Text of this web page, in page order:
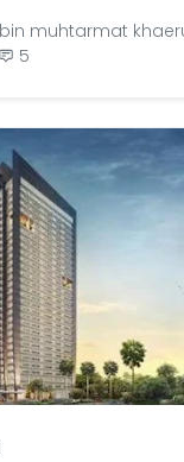
muhtarmat
5